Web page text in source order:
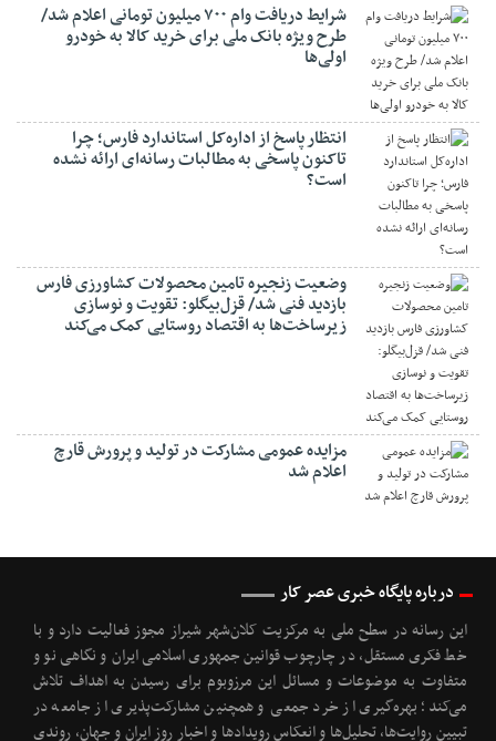
شرایط دریافت وام ۷۰۰ میلیون تومانی اعلام شد/
طرح ویژه بانک ملی برای خرید کالا به خودرو
اولی‌ها
انتظار پاسخ از اداره‌کل استاندارد فارس؛ چرا
تاکنون پاسخی به مطالبات رسانه‌ای ارائه نشده
است؟
وضعیت زنجیره تامین محصولات کشاورزی فارس
بازدید فنی شد/ قزل‌بیگلو: تقویت و نوسازی
زیرساخت‌ها به اقتصاد روستایی کمک می‌کند
مزایده عمومی مشارکت در تولید و پرورش قارچ
اعلام شد
درباره پایگاه خبری عصر کار
این رسانه در سطح ملی به مرکزیت کلان‌شهر شیراز مجوز فعالیت دارد و با
خط فکری مستقل، در چارچوب قوانین جمهوری اسلامی ایران و نگاهی نو و
متفاوت به موضوعات ‌و مسائل این مرزوبوم برای رسیدن به اهداف تلاش
می‌کند؛ بهره‌گیری از خرد جمعی و همچنین مشارکت‌پذیری از جامعه در
تبیین روایت‌ها، تحلیل‌ها و انعکاس رویدادها و اخبار روز ایران و جهان، روندی